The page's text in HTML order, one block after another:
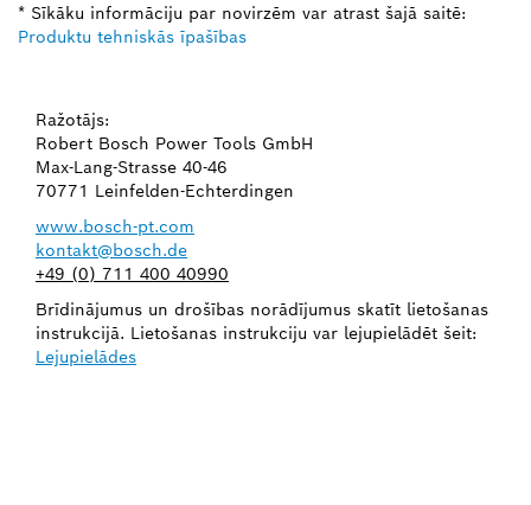
* Sīkāku informāciju par novirzēm var atrast šajā saitē:
Produktu tehniskās īpašības
Ražotājs:
Robert Bosch Power Tools GmbH
Max-Lang-Strasse 40-46
70771 Leinfelden-Echterdingen
www.bosch-pt.com
kontakt@bosch.de
+49 (0) 711 400 40990
Brīdinājumus un drošības norādījumus skatīt lietošanas
instrukcijā. Lietošanas instrukciju var lejupielādēt šeit:
Lejupielādes